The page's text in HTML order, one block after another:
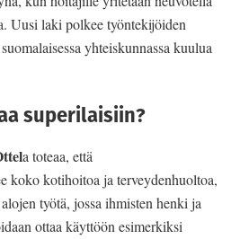
Uusi laki polkee työntekijöiden
yhteiskunnassa kuulua
superilaisiin?
a toteaa, että
koko kotihoitoa ja terveydenhuoltoa,
työtä, jossa ihmisten henki ja
ottaa käyttöön esimerkiksi